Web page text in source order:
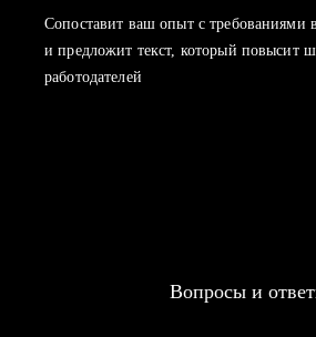
Сопоставит ваш опыт с требованиями
и предложит текст, который повысит
работодателей
Вопросы и